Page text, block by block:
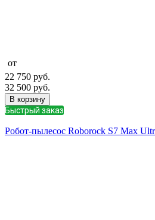
от
22 750 руб.
32 500 руб.
В корзину
Быстрый заказ
Робот-пылесос Roborock S7 Max